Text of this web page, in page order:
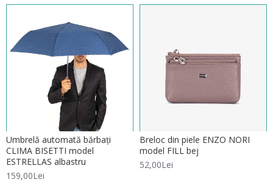
Umbrelă automată bărbați
CLIMA BISETTI model
ESTRELLAS albastru
159,00Lei
Breloc din piele ENZO NORI
model FILL bej
52,00Lei